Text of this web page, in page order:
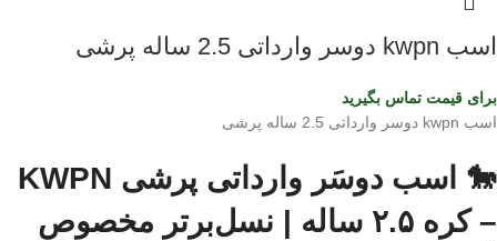
اسب kwpn دوسر وارداتی 2.5 ساله پرشی
برای قیمت تماس بگیرید
اسب kwpn دوسر وارداتی 2.5 ساله پرشی
🐎 اسب دوسَر وارداتی پرشی KWPN
– کره ۲.۵ ساله | نسل‌برتر مخصوص